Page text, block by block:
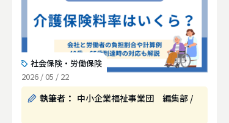
社会保険・労働保険
2026 / 05 / 22
執筆者： 中小企業福祉事業団 編集部 /